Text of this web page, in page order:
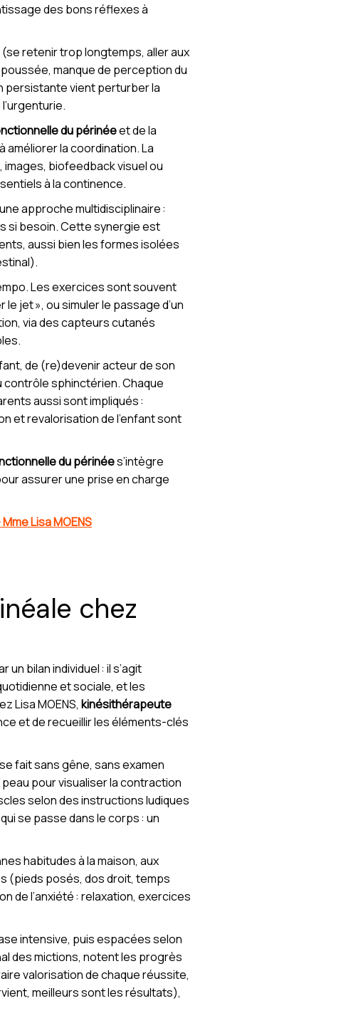
des bons réflexes à
retenir trop longtemps, aller aux
manque de perception du
persistante vient perturber la
du périnéeet de la
améliorer la coordination. La
biofeedback visuel ou
à la continence.
approche multidisciplinaire :
si besoin. Cette synergie est
aussi bien les formes isolées
Les exercices sont souvent
jet », ou simuler le passage d’un
via des capteurs cutanés
de (re)devenir acteur de son
contrôle sphinctérien. Chaque
aussi sont impliqués :
et revalorisation de l’enfant sont
du périnées’intègre
assurer une prise en charge
Lisa MOENS
chez
bilan individuel : il s’agit
et sociale, et les
Lisa MOENS, kinésithérapeute
et de recueillir les éléments-clés
fait sans gêne, sans examen
pour visualiser la contraction
selon des instructions ludiques
se passe dans le corps : un
habitudes à la maison, aux
(pieds posés, dos droit, temps
de l’anxiété : relaxation, exercices
intensive, puis espacées selon
des mictions, notent les progrès
valorisation de chaque réussite,
meilleurs sont les résultats),